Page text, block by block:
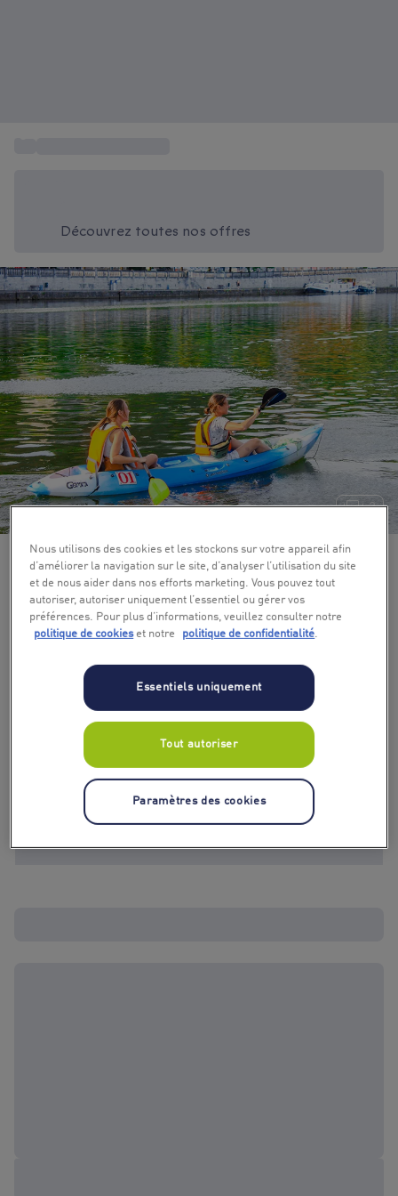
Découvrez toutes nos offres
+ 3
Nous utilisons des cookies et les stockons sur votre appareil afin
d’améliorer la navigation sur le site, d’analyser l’utilisation du site
et de nous aider dans nos efforts marketing. Vous pouvez tout
autoriser, autoriser uniquement l’essentiel ou gérer vos
préférences. Pour plus d’informations, veuillez consulter notre
politique de cookieset notre politique de confidentialité.
Essentiels uniquement
Tout autoriser
Paramètres des cookies